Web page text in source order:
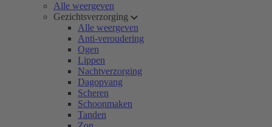
Alle weergeven
Gezichtsverzorging
Alle weergeven
Anti-veroudering
Ogen
Lippen
Nachtverzorging
Dagopvang
Scheren
Schoonmaken
Tanden